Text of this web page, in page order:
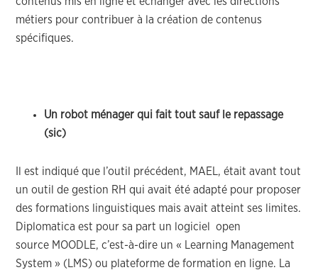
métiers pour contribuer à la création de contenus
spécifiques.
Un robot ménager qui fait tout sauf le repassage
(sic)
Il est indiqué que l’outil précédent, MAEL, était avant tout
un outil de gestion RH qui avait été adapté pour proposer
des formations linguistiques mais avait atteint ses limites.
Diplomatica est pour sa part un logiciel open
source MOODLE, c’est-à-dire un « Learning Management
System » (LMS) ou plateforme de formation en ligne. La